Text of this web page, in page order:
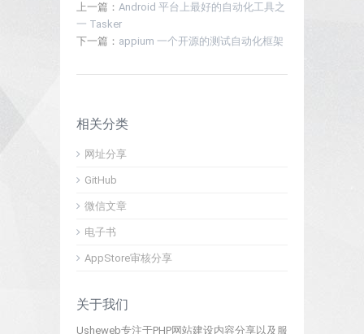
上一篇： Android 平台上最好的自动化工具之
一 Tasker
下一篇： appium 一个开源的测试自动化框架
相关分类
网址分享
GitHub
微信文章
电子书
AppStore审核分享
关于我们
Usheweb专注于PHP网站建设内容分享以及服